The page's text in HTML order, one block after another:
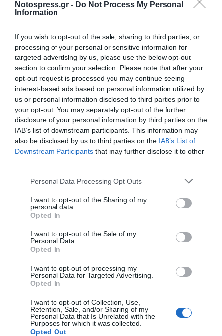
Notospress.gr - Do Not Process My Personal
Information
If you wish to opt-out of the sale, sharing to third parties, or
processing of your personal or sensitive information for
targeted advertising by us, please use the below opt-out
section to confirm your selection. Please note that after your
opt-out request is processed you may continue seeing
interest-based ads based on personal information utilized by
us or personal information disclosed to third parties prior to
your opt-out. You may separately opt-out of the further
disclosure of your personal information by third parties on the
IAB’s list of downstream participants. This information may
also be disclosed by us to third parties on the IAB’s List of
Downstream Participants that may further disclose it to other
Personal Data Processing Opt Outs
I want to opt-out of the Sharing of my
personal data.
Opted In
I want to opt-out of the Sale of my
Personal Data.
Opted In
I want to opt-out of processing my
Personal Data for Targeted Advertising.
Opted In
I want to opt-out of Collection, Use,
Retention, Sale, and/or Sharing of my
Personal Data that Is Unrelated with the
Purposes for which it was collected.
Opted Out
Δήλωση συμμετοχής
Για δήλωση συμμετοχής και οποιαδήποτε
περαιτέρω πληροφορία σχετική με τη σχολή
μπορείτε να επικοινωνείτε είτε με τον υπεύθυνο
εκπαιδευτή, είτε με τον έφορο ορειβασίας του
ΕΟΣ Καλαμάτας:
Υπεύθυνος Εκπαιδευτής: Γεώργιος Μάλαμας
6973342282 (Viber/ WhatsApp)
Έφορος Ορειβασίας: Γεώργιος Στεφανούρης
6937328781 (Viber)
Μέγιστος αριθμός συμμετεχόντων: 12
Θα τηρηθεί σειρά προτεραιότητας.
μάθετε πρώτοιόλες τις ειδήσεις
ΕΟΣ ΚΑΛΑΜΑΤΑΣ ΚΑΛΑΜΑΤΑ
ΑΝΑΡΡΙΧΗΣΗ
ΣΧΟΛΗ ΑΝΑΡΡΙΧΗΣΗΣ ΒΡΑΧΟΥ ΑΡΧΑΡΙΩΝ